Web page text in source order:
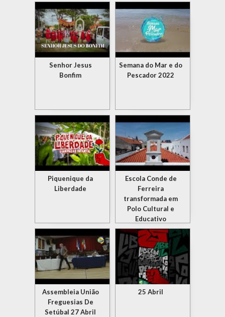
Senhor Jesus
Bonfim
Semana do Mar e do
Pescador 2022
Piquenique da
Liberdade
Escola Conde de
Ferreira
transformada em
Polo Cultural e
Educativo
Assembleia União
Freguesias De
Setúbal 27 Abril
25 Abril